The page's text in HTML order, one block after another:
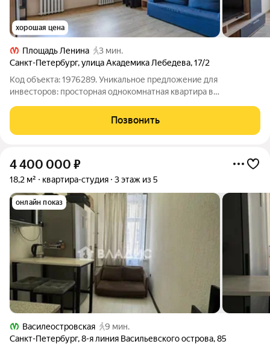
хорошая цена
Площадь Ленина
3 мин.
Санкт-Петербург,улица Академика Лебедева,17/2
Код объекта: 1976289. Уникальное предложение для
инвесторов: просторная однокомнатная квартира в
Академика Лебедева, 17/2. Квартира расположена на 3 этаже
пятиэтажного кирпичного дома 1901 года
Позвонить
4 400 000 ₽
18,2 м² квартира-студия 3 этаж из 5
онлайн показ
Василеостровская
9 мин.
Санкт-Петербург,8-я линия Васильевского острова,85